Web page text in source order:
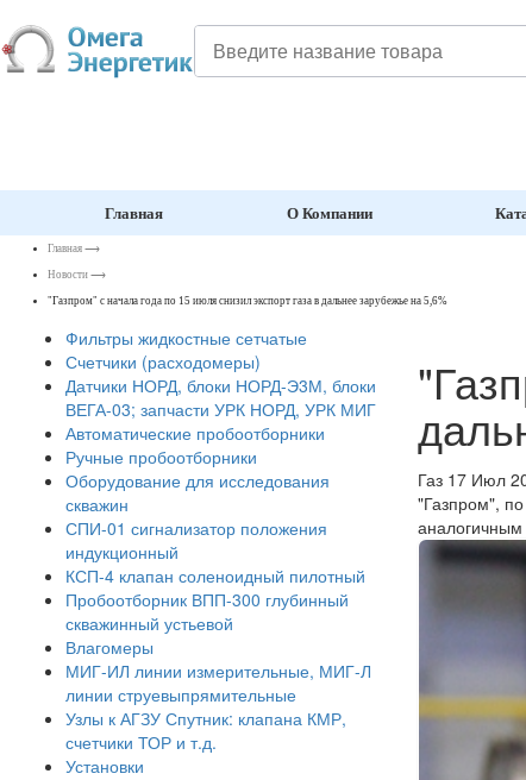
Главная О Компании
Главная ⟶
Новости ⟶
"Газпром" с начала года по 15 июля снизил экспорт газа в дальнее зарубежье на 5,6%
Газ 17 Июл
"Газпром",
Фильтры жидкостные сетчатые
Счетчики (расходомеры)
Датчики НОРД, блоки НОРД-Э3М, блоки
ВЕГА-03; запчасти УРК НОРД, УРК МИГ
Автоматические пробоотборники
Ручные пробоотборники
Оборудование для исследования
скважин
СПИ-01 сигнализатор положения
индукционный
КСП-4 клапан соленоидный пилотный
Пробоотборник ВПП-300 глубинный
скважинный устьевой
Влагомеры
МИГ-ИЛ линии измерительные, МИГ-Л
линии струевыпрямительные
Узлы к АГЗУ Спутник: клапана КМР,
счетчики ТОР и т.д.
Установки